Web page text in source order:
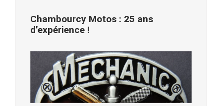
Chambourcy Motos : 25 ans
d’expérience !